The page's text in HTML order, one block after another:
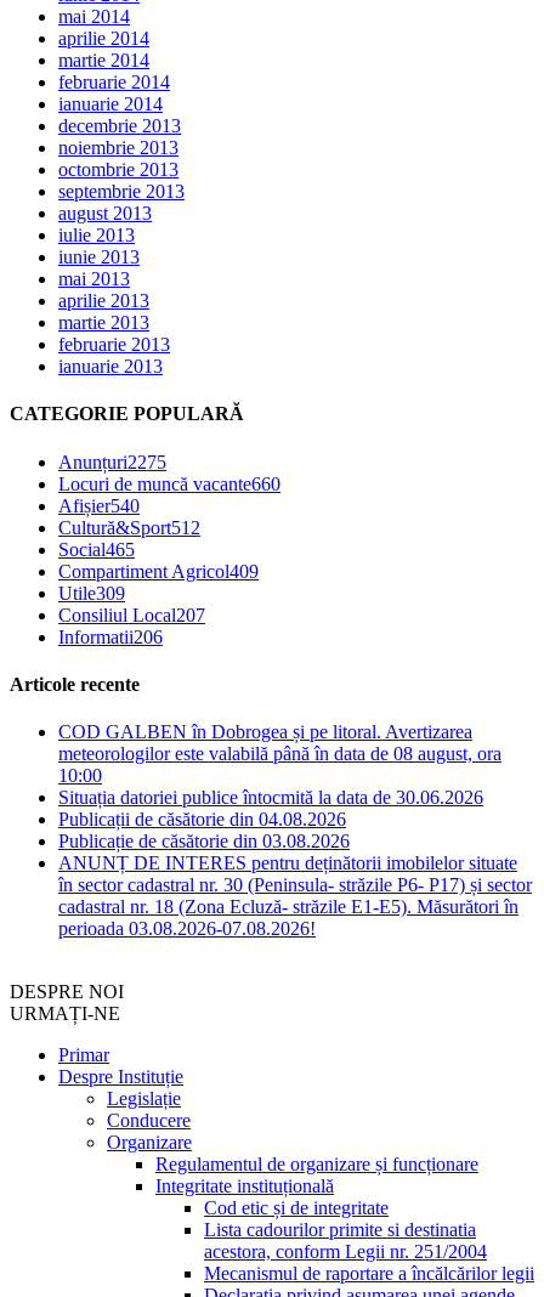
mai 2014
aprilie 2014
martie 2014
februarie 2014
ianuarie 2014
decembrie 2013
noiembrie 2013
octombrie 2013
septembrie 2013
august 2013
iulie 2013
iunie 2013
mai 2013
aprilie 2013
martie 2013
februarie 2013
ianuarie 2013
CATEGORIE POPULARĂ
Anunțuri2275
Locuri de muncă vacante660
Afișier540
Cultură&Sport512
Social465
Compartiment Agricol409
Utile309
Consiliul Local207
Informatii206
Articole recente
COD GALBEN în Dobrogea și pe litoral. Avertizarea
meteorologilor este valabilă până în data de 08 august, ora
10:00
Situația datoriei publice întocmită la data de 30.06.2026
Publicații de căsătorie din 04.08.2026
Publicație de căsătorie din 03.08.2026
ANUNȚ DE INTERES pentru deținătorii imobilelor situate
în sector cadastral nr. 30 (Peninsula- străzile P6- P17) și sector
cadastral nr. 18 (Zona Ecluză- străzile E1-E5). Măsurători în
perioada 03.08.2026-07.08.2026!
DESPRE NOI
URMAȚI-NE
Primar
Despre Instituție
Legislație
Conducere
Organizare
Regulamentul de organizare și funcționare
Integritate instituțională
Cod etic și de integritate
Lista cadourilor primite si destinatia
acestora, conform Legii nr. 251/2004
Mecanismul de raportare a încălcărilor legii